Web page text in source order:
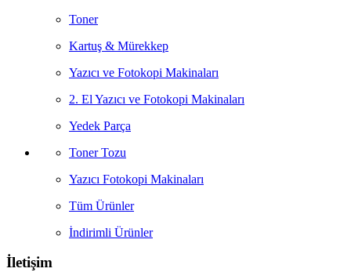
Toner
Kartuş & Mürekkep
Yazıcı ve Fotokopi Makinaları
2. El Yazıcı ve Fotokopi Makinaları
Yedek Parça
Toner Tozu
Yazıcı Fotokopi Makinaları
Tüm Ürünler
İndirimli Ürünler
İletişim